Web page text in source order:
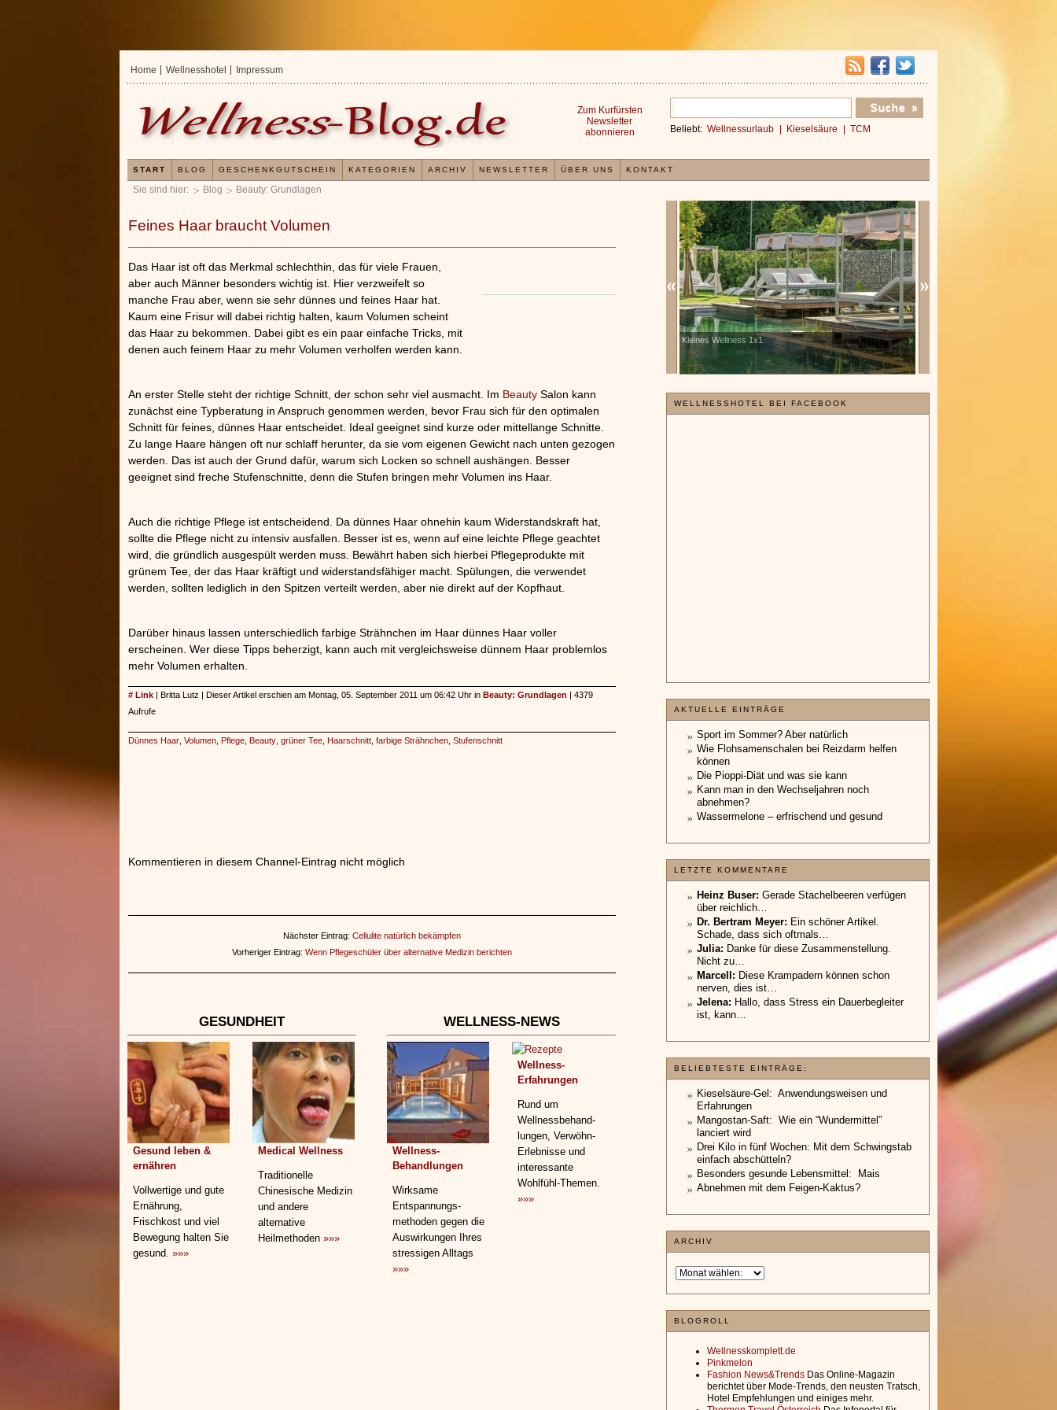
Sie sind hier: Blog Beauty: Grundlagen
Feines Haar braucht Volumen
Das Haar ist oft das Merkmal schlechthin, das für viele Frauen,
aber auch Männer besonders wichtig ist. Hier verzweifelt so
manche Frau aber, wenn sie sehr dünnes und feines Haar hat.
Kaum eine Frisur will dabei richtig halten, kaum Volumen scheint
das Haar zu bekommen. Dabei gibt es ein paar einfache Tricks, mit
denen auch feinem Haar zu mehr Volumen verholfen werden kann.
An erster Stelle steht der richtige Schnitt, der schon sehr viel ausmacht. Im Beauty Salon kann
zunächst eine Typberatung in Anspruch genommen werden, bevor Frau sich für den optimalen
Schnitt für feines, dünnes Haar entscheidet. Ideal geeignet sind kurze oder mittellange Schnitte.
Zu lange Haare hängen oft nur schlaff herunter, da sie vom eigenen Gewicht nach unten gezogen
werden. Das ist auch der Grund dafür, warum sich Locken so schnell aushängen. Besser
geeignet sind freche Stufenschnitte, denn die Stufen bringen mehr Volumen ins Haar.
Auch die richtige Pflege ist entscheidend. Da dünnes Haar ohnehin kaum Widerstandskraft hat,
sollte die Pflege nicht zu intensiv ausfallen. Besser ist es, wenn auf eine leichte Pflege geachtet
wird, die gründlich ausgespült werden muss. Bewährt haben sich hierbei Pflegeprodukte mit
grünem Tee, der das Haar kräftigt und widerstandsfähiger macht. Spülungen, die verwendet
werden, sollten lediglich in den Spitzen verteilt werden, aber nie direkt auf der Kopfhaut.
Darüber hinaus lassen unterschiedlich farbige Strähnchen im Haar dünnes Haar voller
erscheinen. Wer diese Tipps beherzigt, kann auch mit vergleichsweise dünnem Haar problemlos
mehr Volumen erhalten.
# Link | Britta Lutz | Dieser Artikel erschien am Montag, 05. September 2011 um 06:42 Uhr in Beauty: Grundlagen | 4379
Aufrufe
Dünnes Haar Volumen Pflege Beauty grüner Tee Haarschnitt farbige Strähnchen Stufenschnitt
Kommentieren in diesem Channel-Eintrag nicht möglich
Nächster Eintrag: Cellulite natürlich bekämpfen
Vorheriger Eintrag: Wenn Pflegeschüler über alternative Medizin berichten
GESUNDHEIT
Gesund leben &
ernähren
Vollwertige und gute
Ernährung,
Frischkost und viel
Bewegung halten Sie
gesund. »»»
Medical Wellness
Traditionelle
Chinesische Medizin
und andere
alternative
Heilmethoden »»»
WELLNESS-NEWS
Wellness-
Behandlungen
Wirksame
Entspannungs­
methoden gegen die
Auswirkungen Ihres
stressigen Alltags
»»»
Wellness-
Erfahrungen
Rund um
Wellnessbehand­
lungen, Verwöhn-
Erlebnisse und
interessante
Wohlfühl-Themen.
»»»
Erfahrungen mit und Anwendungsweisen von
Kieselsäuregel
x
Kleines Wellness 1x1
»»»
WELLNESSHOTEL BEI FACEBOOK
AKTUELLE EINTRÄGE
Sport im Sommer? Aber natürlich
Wie Flohsamenschalen bei Reizdarm helfen
können
Die Pioppi-Diät und was sie kann
Kann man in den Wechseljahren noch
abnehmen?
Wassermelone – erfrischend und gesund
LETZTE KOMMENTARE
Heinz Buser: Gerade Stachelbeeren verfügen
über reichlich…
Dr. Bertram Meyer: Ein schöner Artikel.
Schade, dass sich oftmals…
Julia: Danke für diese Zusammenstellung.
Nicht zu…
Marcell: Diese Krampadern können schon
nerven, dies ist…
Jelena: Hallo, dass Stress ein Dauerbegleiter
ist, kann…
BELIEBTESTE EINTRÄGE:
Kieselsäure-Gel: Anwendungsweisen und
Erfahrungen
Mangostan-Saft: Wie ein “Wundermittel”
lanciert wird
Drei Kilo in fünf Wochen: Mit dem Schwingstab
einfach abschütteln?
Besonders gesunde Lebensmittel: Mais
Abnehmen mit dem Feigen-Kaktus?
ARCHIV
BLOGROLL
Wellnesskomplett.de
Pinkmelon
Fashion News&Trends Das Online-Magazin
berichtet über Mode-Trends, den neusten Tratsch,
Hotel Empfehlungen und einiges mehr.
Home Wellnesshotel Impressum
Beliebt: Wellnessurlaub Kieselsäure TCM
Zum Kurfürsten
Newsletter
abonnieren
START BLOG GESCHENKGUTSCHEIN KATEGORIEN ARCHIV NEWSLETTER ÜBER UNS KONTAKT